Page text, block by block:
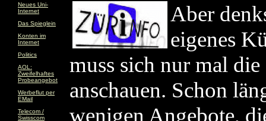
Neues Uni-
Internet
Das Spieglein
Konten im
Internet
Politics
AOL:
Zweifelhaftes
Probeangebot
Werbeflut per
EMail
Telecom /
Swisscom
Aber
eigenes
muss sich nur mal
anschauen. Schon
wenigen Angebote,